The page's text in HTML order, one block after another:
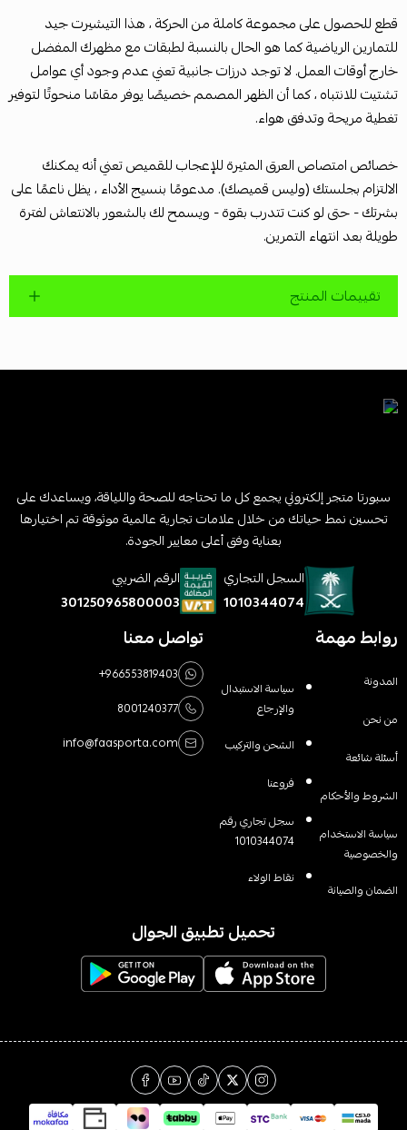
قطع للحصول على مجموعة كاملة من الحركة ، هذا التيشيرت جيد
للتمارين الرياضية كما هو الحال بالنسبة لطبقات مع مظهرك المفضل
خارج أوقات العمل. لا توجد درزات جانبية تعني عدم وجود أي عوامل
تشتيت للانتباه ، كما أن الظهر المصمم خصيصًا يوفر مقاسًا منحوتًا لتوفير
تغطية مريحة وتدفق هواء.
خصائص امتصاص العرق المثيرة للإعجاب للقميص تعني أنه يمكنك
الالتزام بجلستك (وليس قميصك). مدعومًا بنسيج الأداء ، يظل ناعمًا على
بشرتك - حتى لو كنت تتدرب بقوة - ويسمح لك بالشعور بالانتعاش لفترة
طويلة بعد انتهاء التمرين.
تقييمات المنتج
سبورتا متجر إلكتروني يجمع كل ما تحتاجه للصحة واللياقة، ويساعدك على
تحسين نمط حياتك من خلال علامات تجارية عالمية موثوقة تم اختيارها
بعناية وفق أعلى معايير الجودة.
السجل التجاري
1010344074
الرقم الضريبي
301250965800003
روابط مهمة
المدونة
من نحن
أسئلة شائعة
الشروط والأحكام
سياسة الاستخدام
والخصوصية
الضمان والصيانة
سياسة الاستبدال
والإرجاع
الشحن والتركيب
فروعنا
سجل تجاري رقم
1010344074
نقاط الولاء
تواصل معنا
+966553819403
8001240377
info@faasporta.com
تحميل تطبيق الجوال